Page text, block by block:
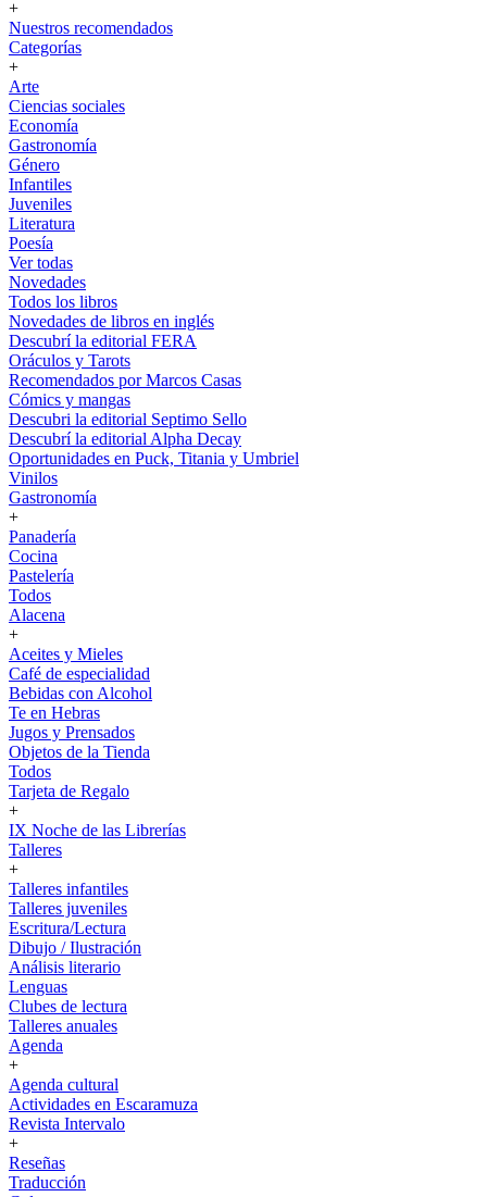
+
Nuestros recomendados
Categorías
+
Arte
Ciencias sociales
Economía
Gastronomía
Género
Infantiles
Juveniles
Literatura
Poesía
Ver todas
Novedades
Todos los libros
Novedades de libros en inglés
Descubrí la editorial FERA
Oráculos y Tarots
Recomendados por Marcos Casas
Cómics y mangas
Descubri la editorial Septimo Sello
Descubrí la editorial Alpha Decay
Oportunidades en Puck, Titania y Umbriel
Vinilos
Gastronomía
+
Panadería
Cocina
Pastelería
Todos
Alacena
+
Aceites y Mieles
Café de especialidad
Bebidas con Alcohol
Te en Hebras
Jugos y Prensados
Objetos de la Tienda
Todos
Tarjeta de Regalo
+
IX Noche de las Librerías
Talleres
+
Talleres infantiles
Talleres juveniles
Escritura/Lectura
Dibujo / Ilustración
Análisis literario
Lenguas
Clubes de lectura
Talleres anuales
Agenda
+
Agenda cultural
Actividades en Escaramuza
Revista Intervalo
+
Reseñas
Traducción